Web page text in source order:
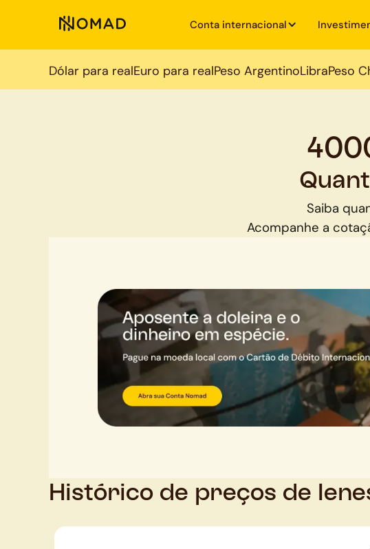
Conta internacional
Dólar para realEuro para realPeso ArgentinoLibraPeso
Saiba
Acompanhe a
Histórico de preços de